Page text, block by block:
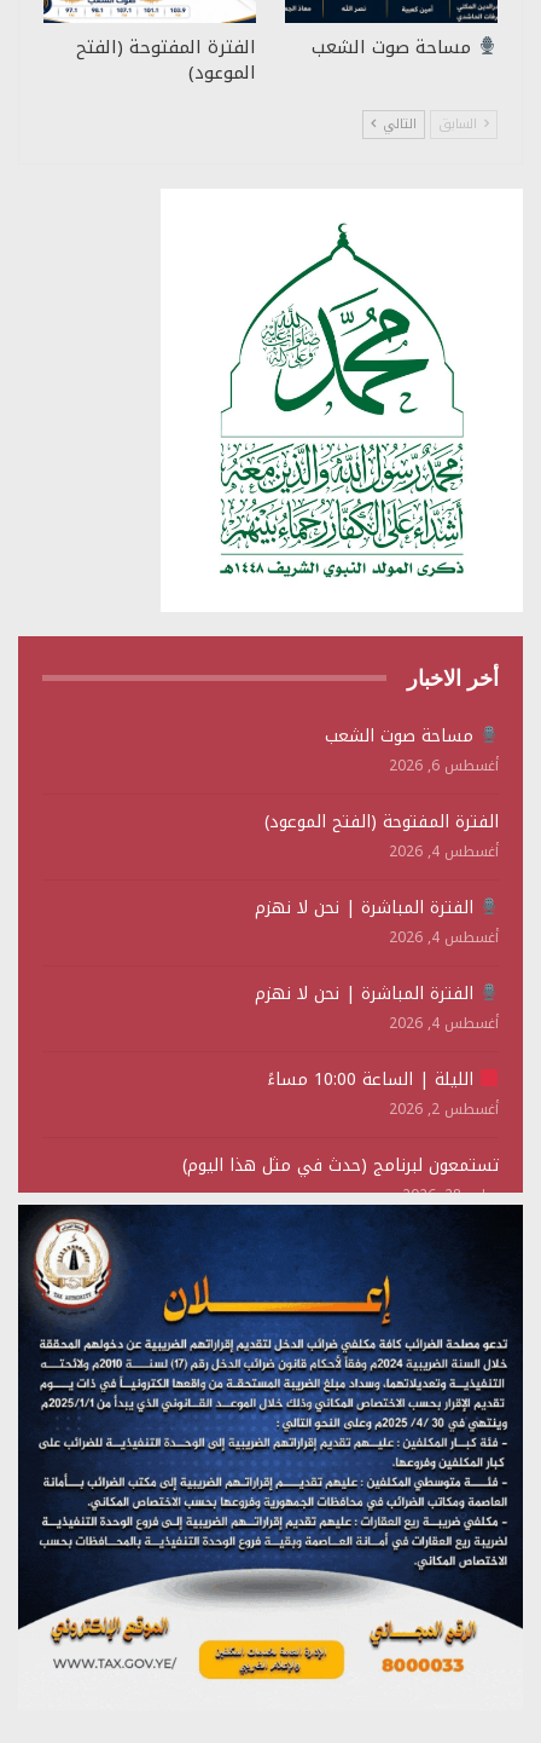
مساحة صوت الشعب الفترة المفتوحة (الفتح
الموعود)
السابق التالي
أخر الاخبار
مساحة صوت الشعب
أغسطس 6, 2026
الفترة المفتوحة (الفتح الموعود)
أغسطس 4, 2026
الفترة المباشرة | نحن لا نهزم
أغسطس 4, 2026
الفترة المباشرة | نحن لا نهزم
أغسطس 4, 2026
الليلة | الساعة 10:00 مساءً
أغسطس 2, 2026
تستمعون لبرنامج (حدث في مثل هذا اليوم)
يوليو 28, 2026
(نحن لا نهزم) بث مباشر
تستمعون لبرنامج (هندسة الوهم)
يوليو 28, 2026
مؤتمر صحفي لمركز عين الإنسانية حول جرائم تحالف العدوان
على اليمن
يوليو 27, 2026
تستمعون لبرنامج (مع السيد القائد)
يوليو 26, 2026